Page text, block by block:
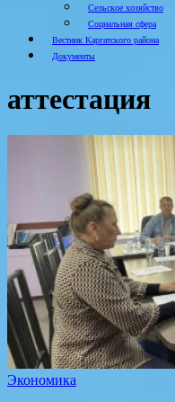
Сельское хозяйство
Социальная сфера
Вестник Каргатского района
Документы
аттестация
Экономика